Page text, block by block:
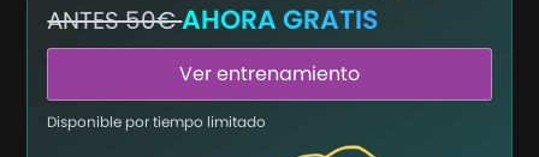
ANTES 50€AHORA GRATIS
Ver entrenamiento
Disponible por tiempo limitado